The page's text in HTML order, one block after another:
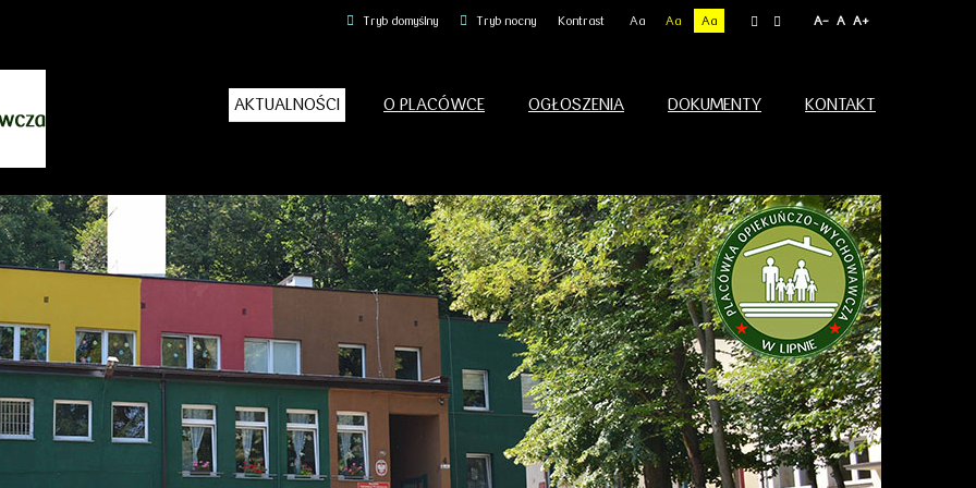
Tryb domyślny Tryb nocny Kontrast Aa Aa Aa A- A A+
AKTUALNOŚCI O PLACÓWCE OGŁOSZENIA DOKUMENTY KONTAKT